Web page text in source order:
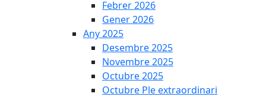
Febrer 2026
Gener 2026
Any 2025
Desembre 2025
Novembre 2025
Octubre 2025
Octubre Ple extraordinari